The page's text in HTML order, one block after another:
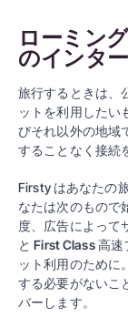
ローミン
のインター
旅行するときは、
ットを利用したい
びそれ以外の地域
することなく接続
Firsty はあなたの
なたは次のもので
度、広告によって
とFirst Class高速
ット利用のために
する必要がないこ
バーします。